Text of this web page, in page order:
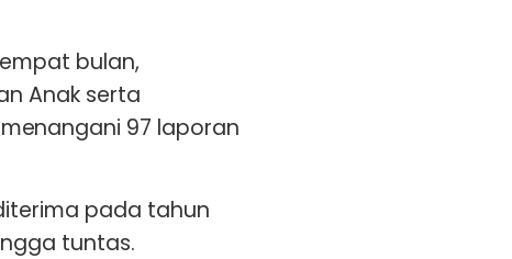
bulan,
Anak serta
97 laporan
pada tahun
tuntas.